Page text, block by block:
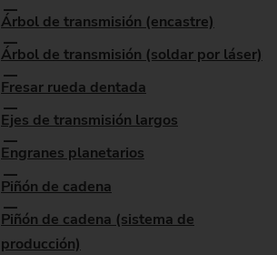
Árbol de transmisión (encastre)
Árbol de transmisión (soldar por láser)
Fresar rueda dentada
Ejes de transmisión largos
Engranes planetarios
Piñón de cadena
Piñón de cadena (sistema de
producción)